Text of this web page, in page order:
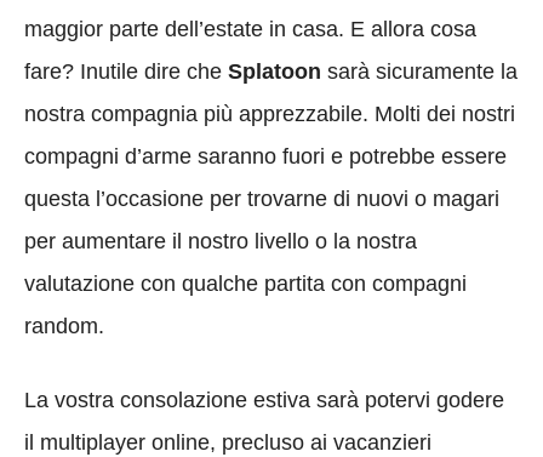
maggior parte dell’estate in casa. E allora cosa
fare? Inutile dire che Splatoon sarà sicuramente la
nostra compagnia più apprezzabile. Molti dei nostri
compagni d’arme saranno fuori e potrebbe essere
questa l’occasione per trovarne di nuovi o magari
per aumentare il nostro livello o la nostra
valutazione con qualche partita con compagni
random.
La vostra consolazione estiva sarà potervi godere
il multiplayer online, precluso ai vacanzieri